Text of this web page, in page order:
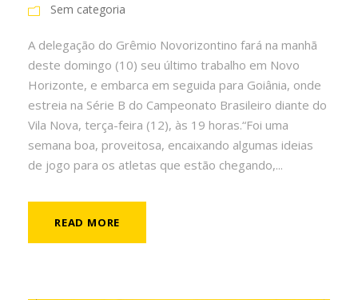
Sem categoria
A delegação do Grêmio Novorizontino fará na manhã
deste domingo (10) seu último trabalho em Novo
Horizonte, e embarca em seguida para Goiânia, onde
estreia na Série B do Campeonato Brasileiro diante do
Vila Nova, terça-feira (12), às 19 horas.“Foi uma
semana boa, proveitosa, encaixando algumas ideias
de jogo para os atletas que estão chegando,...
READ MORE